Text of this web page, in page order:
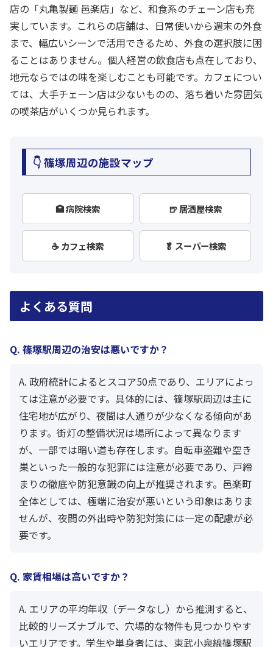
店の「丸亀製麺 邑楽店」など、和食系のチェーン店も充
実しています。これらの店舗は、日常使いから週末の外食
まで、幅広いシーンで活用できるため、外食の選択肢に困
ることはありません。個人経営の飲食店も点在しており、
地元ならではの味を楽しむことも可能です。カフェについ
ては、大手チェーン店は少ないものの、落ち着いた雰囲気
の喫茶店がいくつか見られます。
👇 篠塚周辺の施設マップ
🏥 病院検索 🍺 居酒屋検索
☕ カフェ検索 🥬 スーパー検索
よくある質問
Q. 篠塚駅周辺の治安は悪いですか？
A. 政府統計によるとスコア50点であり、エリアによっ
ては注意が必要です。具体的には、篠塚駅周辺は主に
住宅地が広がり、夜間は人通りが少なくなる傾向があ
ります。街灯の整備状況は場所によって異なります
が、一部では暗い道も存在します。自転車盗難や空き
巣といった一般的な犯罪には注意が必要であり、戸締
まりの徹底や防犯意識の向上が推奨されます。邑楽町
全体としては、極端に治安が悪いという印象はありま
せんが、夜間の外出時や防犯対策には一定の配慮が必
要です。
Q. 家賃相場は高いですか？
A. エリアの平均年収（データなし）から推測すると、
比較的リーズナブルで、穴場的な物件も見つかりやす
いエリアです。学生や単身者には、東武小泉線篠塚駅